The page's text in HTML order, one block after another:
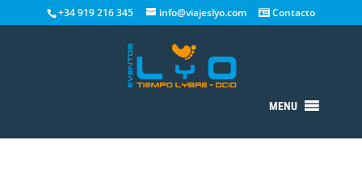
+34 919 216 345 info@viajeslyo.com Contacto
MENU